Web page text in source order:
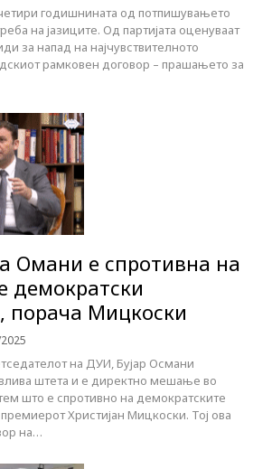
годишнината од потпишувањето
на јазиците. Од партијата оценуваат
за напад на најчувствителното
рамковен договор – прашањето за
Омани е спротивна на
демократски
порача Мицкоски
на ДУИ, Бујар Османи
штета и е директно мешање во
што е спротивно на демократските
Христијан Мицкоски. Тој ова
на…